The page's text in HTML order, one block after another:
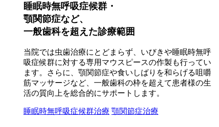
睡眠時無呼吸症候群・
顎関節症など、
一般歯科を超えた診療範囲
当院では虫歯治療にとどまらず、いびきや睡眠時無呼
吸症候群に対する専用マウスピースの作製も行ってい
ます。さらに、顎関節症や食いしばりを和らげる咀嚼
筋マッサージなど、一般歯科の枠を超えて患者様の生
活の質向上を総合的にサポートします。
睡眠時無呼吸症候群治療 顎関節症治療